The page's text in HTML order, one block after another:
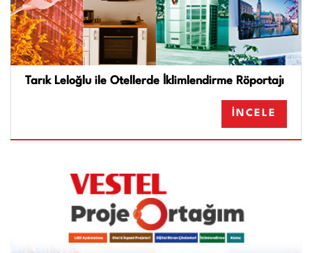
Tarık Leloğlu ile Otellerde İklimlendirme Röportajı
İNCELE